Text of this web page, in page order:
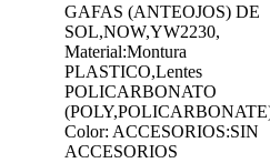
GAFAS (ANTEOJOS) DE
SOL,NOW,YW2230,
Material:Montura
PLASTICO,Lentes
POLICARBONATO
Color: ACCESORIOS:SIN
ACCESORIOS